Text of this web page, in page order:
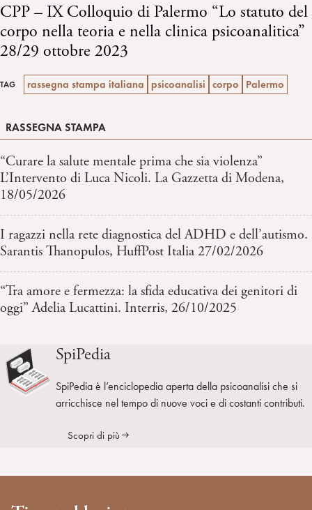
CPP – IX Colloquio di Palermo “Lo statuto del
corpo nella teoria e nella clinica psicoanalitica”
28/29 ottobre 2023
TAG rassegna stampa italiana psicoanalisi corpo Palermo
RASSEGNA STAMPA
“Curare la salute mentale prima che sia violenza”
L’Intervento di Luca Nicoli. La Gazzetta di Modena,
18/05/2026
I ragazzi nella rete diagnostica del ADHD e dell’autismo.
Sarantis Thanopulos, HuffPost Italia 27/02/2026
“Tra amore e fermezza: la sfida educativa dei genitori di
oggi” Adelia Lucattini. Interris, 26/10/2025
SpiPedia
SpiPedia è l’enciclopedia aperta della psicoanalisi che si
arricchisce nel tempo di nuove voci e di costanti contributi.
Scopri di più